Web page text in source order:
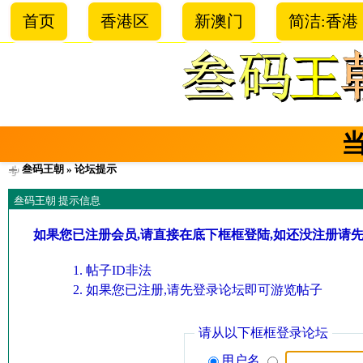
首页 香港区 新澳门 简洁:香港
叁码王朝 » 论坛提示
叁码王朝 提示信息
如果您已注册会员,请直接在底下框框登陆,如还没注册请
帖子ID非法
如果您已注册,请先登录论坛即可游览帖子
请从以下框框登录论坛
用户名